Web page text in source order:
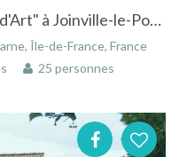
Maison d'hôte "La Résidence d'Art" à Joinville-le-Pont près de Paris en Ile-de-France
Île-de-France, France
25 personnes